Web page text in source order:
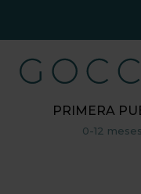
PRIMERA
0-12 meses